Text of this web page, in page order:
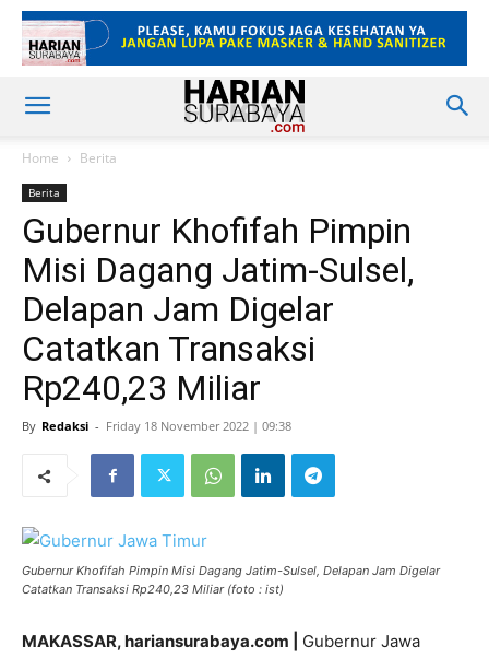
Home Berita
Berita
Gubernur Khofifah Pimpin
Misi Dagang Jatim-Sulsel,
Delapan Jam Digelar
Catatkan Transaksi
Rp240,23 Miliar
By Redaksi - Friday 18 November 2022 | 09:38
Gubernur Khofifah Pimpin Misi Dagang Jatim-Sulsel, Delapan Jam Digelar
Catatkan Transaksi Rp240,23 Miliar (foto : ist)
MAKASSAR, hariansurabaya.com
Gubernur Jawa